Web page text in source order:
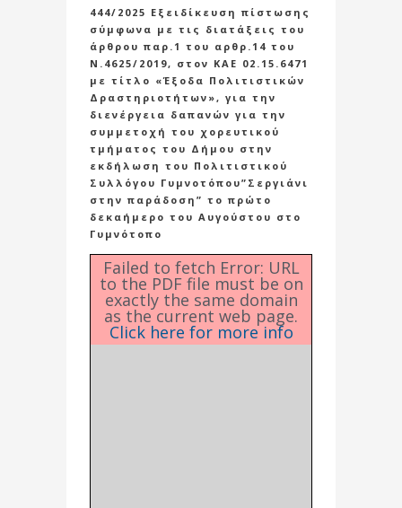
444/2025 Εξειδίκευση πίστωσης
σύμφωνα με τις διατάξεις του
άρθρου παρ.1 του αρθρ.14 του
Ν.4625/2019, στον ΚΑΕ 02.15.6471
με τίτλο «Έξοδα Πολιτιστικών
Δραστηριοτήτων», για την
διενέργεια δαπανών για την
συμμετοχή του χορευτικού
τμήματος του Δήμου στην
εκδήλωση του Πολιτιστικού
Συλλόγου Γυμνοτόπου”Σεργιάνι
στην παράδοση” το πρώτο
δεκαήμερο του Αυγούστου στο
Γυμνότοπο
Failed to fetch Error: URL
to the PDF file must be on
exactly the same domain
as the current web page.
Click here for more info